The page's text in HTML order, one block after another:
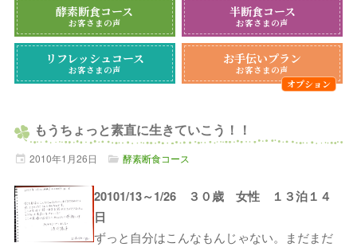
酵素断食コース
お客さまの声
半断食コース
お客さまの声
リフレッシュコース
お客さまの声
お手伝いプラン
お客さまの声
もうちょっと素直に生きていこう！！
2010年1月26日 酵素断食コース
20101/13～1/26 ３０歳 女性 １３泊１４
日
ずっと自分はこんなもんじゃない。まだまだ